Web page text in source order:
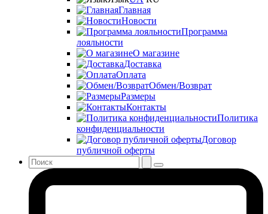
Главная
Новости
Программа
лояльности
О магазине
Доставка
Оплата
Обмен/Возврат
Размеры
Контакты
Политика
конфиденциальности
Договор
публичной оферты